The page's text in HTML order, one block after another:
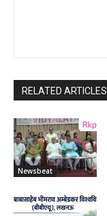
RELATED ARTICLES
Newsbeat